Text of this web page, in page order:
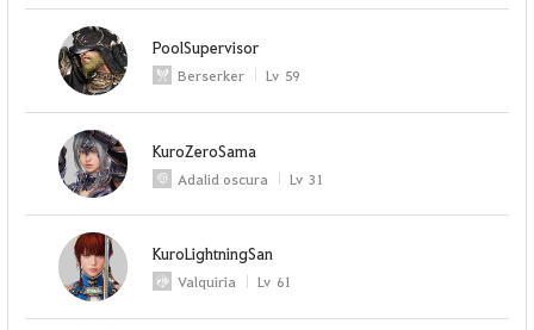
PoolSupervisor
Berserker Lv 59
KuroZeroSama
Adalid oscura Lv 31
KuroLightningSan
Valquiria Lv 61